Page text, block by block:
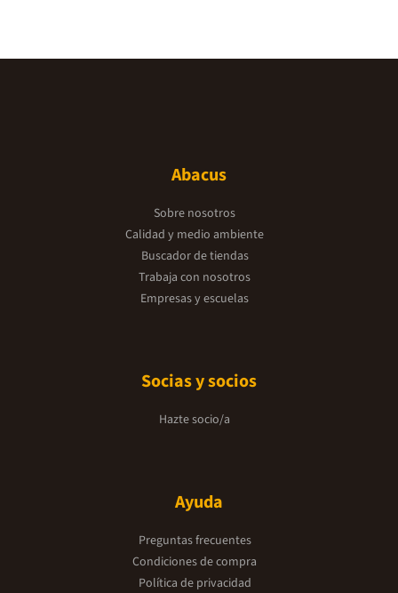
Abacus
Sobre nosotros
Calidad y medio ambiente
Buscador de tiendas
Trabaja con nosotros
Empresas y escuelas
Socias y socios
Hazte socio/a
Ayuda
Preguntas frecuentes
Condiciones de compra
Política de privacidad